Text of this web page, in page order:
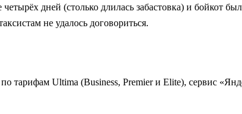
дней (столько длилась забастовка) и бойкот
не удалось договориться.
тарифам Ultima (Business, Premier и Elite), сервис